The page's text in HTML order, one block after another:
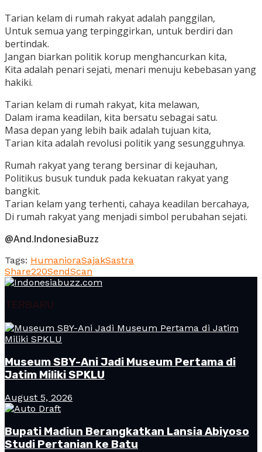
Tarian kelam di rumah rakyat adalah panggilan,
Untuk semua yang terpinggirkan, untuk berdiri dan
bertindak.
Jangan biarkan politik korup menghancurkan kita,
Kita adalah penari sejati, menari menuju kebebasan yang
hakiki.
Tarian kelam di rumah rakyat, kita melawan,
Dalam irama keadilan, kita bersatu sebagai satu.
Masa depan yang lebih baik adalah tujuan kita,
Tarian kita adalah revolusi politik yang sesungguhnya.
Rumah rakyat yang terang bersinar di kejauhan,
Politikus busuk tunduk pada kekuatan rakyat yang
bangkit.
Tarian kelam yang terhenti, cahaya keadilan bercahaya,
Di rumah rakyat yang menjadi simbol perubahan sejati.
@And.IndonesiaBuzz
Tags: HumanioraSajakSastra
Share220SendScan
TERBARU
Museum SBY-Ani Jadi Museum Pertama di
Jatim Miliki SPKLU
August 5, 2026
Bupati Madiun Berangkatkan Lansia Abiyoso
Studi Pertanian ke Batu